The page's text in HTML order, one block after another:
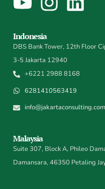
Indonesia
DBS Bank Tower, 12th Floor
3-5 Jakarta 12940
+6221 2988 8168
6281410563419
info@jakartaconsulting.com
Malaysia
Suite 307, Block A, Phileo
Damansara, 46350 Petaling